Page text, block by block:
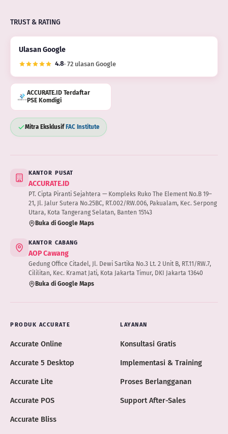
TRUST & RATING
Ulasan Google
4.8· 72 ulasan Google
ACCURATE.ID Terdaftar
PSE Komdigi
Mitra Eksklusif FAC Institute
KANTOR PUSAT
ACCURATE.ID
PT. Cipta Piranti Sejahtera — Kompleks Ruko The Element No.B 19–
21, Jl. Jalur Sutera No.25BC, RT.002/RW.006, Pakualam, Kec. Serpong
Utara, Kota Tangerang Selatan, Banten 15143
Buka di Google Maps
KANTOR CABANG
AOP Cawang
Gedung Office Citadel, Jl. Dewi Sartika No.3 Lt. 2 Unit B, RT.11/RW.7,
Cililitan, Kec. Kramat Jati, Kota Jakarta Timur, DKI Jakarta 13640
Buka di Google Maps
PRODUK ACCURATE
Accurate Online
Accurate 5 Desktop
Accurate Lite
Accurate POS
Accurate Bliss
LAYANAN
Konsultasi Gratis
Implementasi & Training
Proses Berlangganan
Support After-Sales